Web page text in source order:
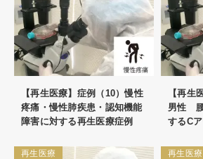
【再生医療】症例（10）慢性
疼痛・慢性肺疾患・認知機能
障害に対する再生医療症例
【再生
男性 腰
するC
再生医療 再生医療